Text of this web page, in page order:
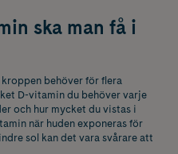
ska man få i
behöver för flera
D-vitamin du behöver varje
och hur mycket du vistas i
när huden exponeras för
sol kan det vara svårare att